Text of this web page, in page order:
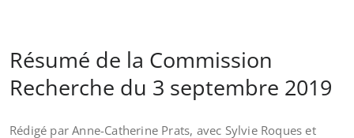
Résumé de la Commission
Recherche du 3 septembre 2019
Rédigé par Anne-Catherine Prats, avec Sylvie Roques et